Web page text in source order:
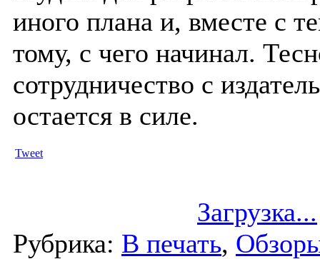
иного плана и, вместе с
тому, с чего начинал.
сотрудничество с
остается в силе.
Tweet
Загрузка...
Рубрика: В печать,